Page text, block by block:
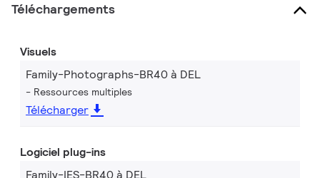
Téléchargements
Visuels
Family-Photographs-BR40 à DEL
Ressources multiples
Télécharger
Logiciel plug-ins
Family-IES-BR40 à DEL